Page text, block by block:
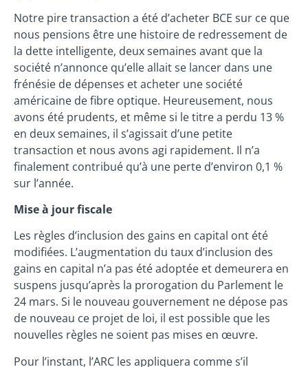
Notre pire transaction a été d’acheter BCE sur ce que
nous pensions être une histoire de redressement de
la dette intelligente, deux semaines avant que la
société n’annonce qu’elle allait se lancer dans une
frénésie de dépenses et acheter une société
américaine de fibre optique. Heureusement, nous
avons été prudents, et même si le titre a perdu 13 %
en deux semaines, il s’agissait d’une petite
transaction et nous avons agi rapidement. Il n’a
finalement contribué qu’à une perte d’environ 0,1 %
sur l’année.
Mise à jour fiscale
Les règles d’inclusion des gains en capital ont été
modifiées. L’augmentation du taux d’inclusion des
gains en capital n’a pas été adoptée et demeurera en
suspens jusqu’après la prorogation du Parlement le
24 mars. Si le nouveau gouvernement ne dépose pas
de nouveau ce projet de loi, il est possible que les
nouvelles règles ne soient pas mises en œuvre.
Pour l’instant, l’ARC les appliquera comme s’il